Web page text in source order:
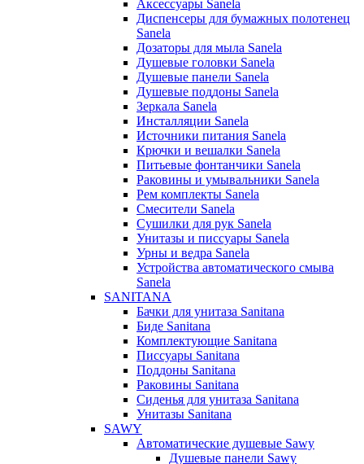
Аксессуары Sanela
Диспенсеры для бумажных полотенец
Sanela
Дозаторы для мыла Sanela
Душевые головки Sanela
Душевые панели Sanela
Душевые поддоны Sanela
Зеркала Sanela
Инсталляции Sanela
Источники питания Sanela
Крючки и вешалки Sanela
Питьевые фонтанчики Sanela
Раковины и умывальники Sanela
Рем комплекты Sanela
Смесители Sanela
Сушилки для рук Sanela
Унитазы и писсуары Sanela
Урны и ведра Sanela
Устройства автоматического смыва
Sanela
SANITANA
Бачки для унитаза Sanitana
Биде Sanitana
Комплектующие Sanitana
Писсуары Sanitana
Поддоны Sanitana
Раковины Sanitana
Сиденья для унитаза Sanitana
Унитазы Sanitana
SAWY
Автоматические душевые Sawy
Душевые панели Sawy